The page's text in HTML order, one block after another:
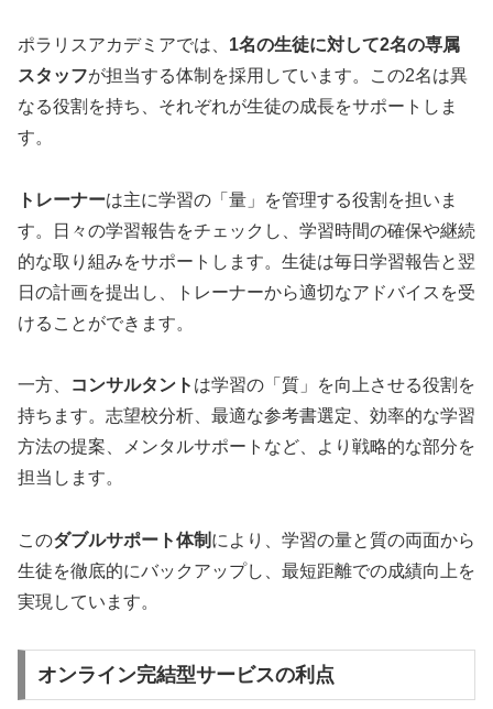
ポラリスアカデミアでは、 1名の生徒に対して2名の専属
スタッフが担当する体制を採用しています。この2名は異
なる役割を持ち、それぞれが生徒の成長をサポートしま
す。
トレーナーは主に学習の「量」を管理する役割を担いま
す。日々の学習報告をチェックし、学習時間の確保や継続
的な取り組みをサポートします。生徒は毎日学習報告と翌
日の計画を提出し、トレーナーから適切なアドバイスを受
けることができます。
一方、 コンサルタント は学習の「質」を向上させる役割を
持ちます。志望校分析、最適な参考書選定、効率的な学習
方法の提案、メンタルサポートなど、より戦略的な部分を
担当します。
このダブルサポート体制 により、学習の量と質の両面から
生徒を徹底的にバックアップし、最短距離での成績向上を
実現しています。
オンライン完結型サービスの利点